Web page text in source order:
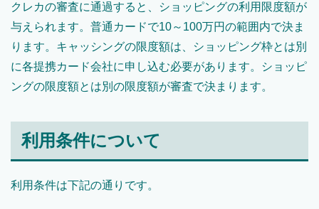
クレカの審査に通過すると、ショッピングの利用限度額が
与えられます。普通カードで10～100万円の範囲内で決ま
ります。キャッシングの限度額は、ショッピング枠とは別
に各提携カード会社に申し込む必要があります。ショッピ
ングの限度額とは別の限度額が審査で決まります。
利用条件について
利用条件は下記の通りです。